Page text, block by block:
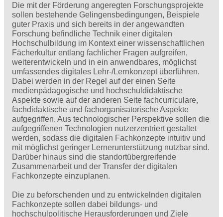
Die mit der Förderung angeregten Forschungsprojekte
sollen bestehende Gelingensbedingungen, Beispiele
guter Praxis und sich bereits in der angewandten
Forschung befindliche Technik einer digitalen
Hochschulbildung im Kontext einer wissenschaftlichen
Fächerkultur entlang fachlicher Fragen aufgreifen,
weiterentwickeln und in ein anwendbares, möglichst
umfassendes digitales Lehr-/Lernkonzept überführen.
Dabei werden in der Regel auf der einen Seite
medienpädagogische und hochschuldidaktische
Aspekte sowie auf der anderen Seite fachcurriculare,
fachdidaktische und fachorganisatorische Aspekte
aufgegriffen. Aus technologischer Perspektive sollen die
aufgegriffenen Technologien nutzerzentriert gestaltet
werden, sodass die digitalen Fachkonzepte intuitiv und
mit möglichst geringer Lernerunterstützung nutzbar sind.
Darüber hinaus sind die standortübergreifende
Zusammenarbeit und der Transfer der digitalen
Fachkonzepte einzuplanen.
Die zu beforschenden und zu entwickelnden digitalen
Fachkonzepte sollen dabei bildungs- und
hochschulpolitische Herausforderungen und Ziele